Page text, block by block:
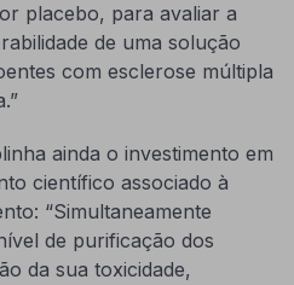
placebo, para avaliar a
de uma solução
com esclerose múltipla
ainda o investimento em
científico associado à
“Simultaneamente
de purificação dos
da sua toxicidade,